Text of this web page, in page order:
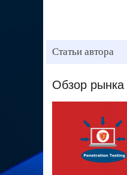
Статьи автора
Обзор рынка